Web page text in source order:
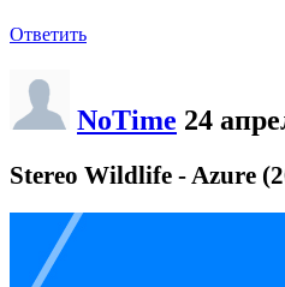
Ответить
NoTime 24
Stereo Wildlife - Azure